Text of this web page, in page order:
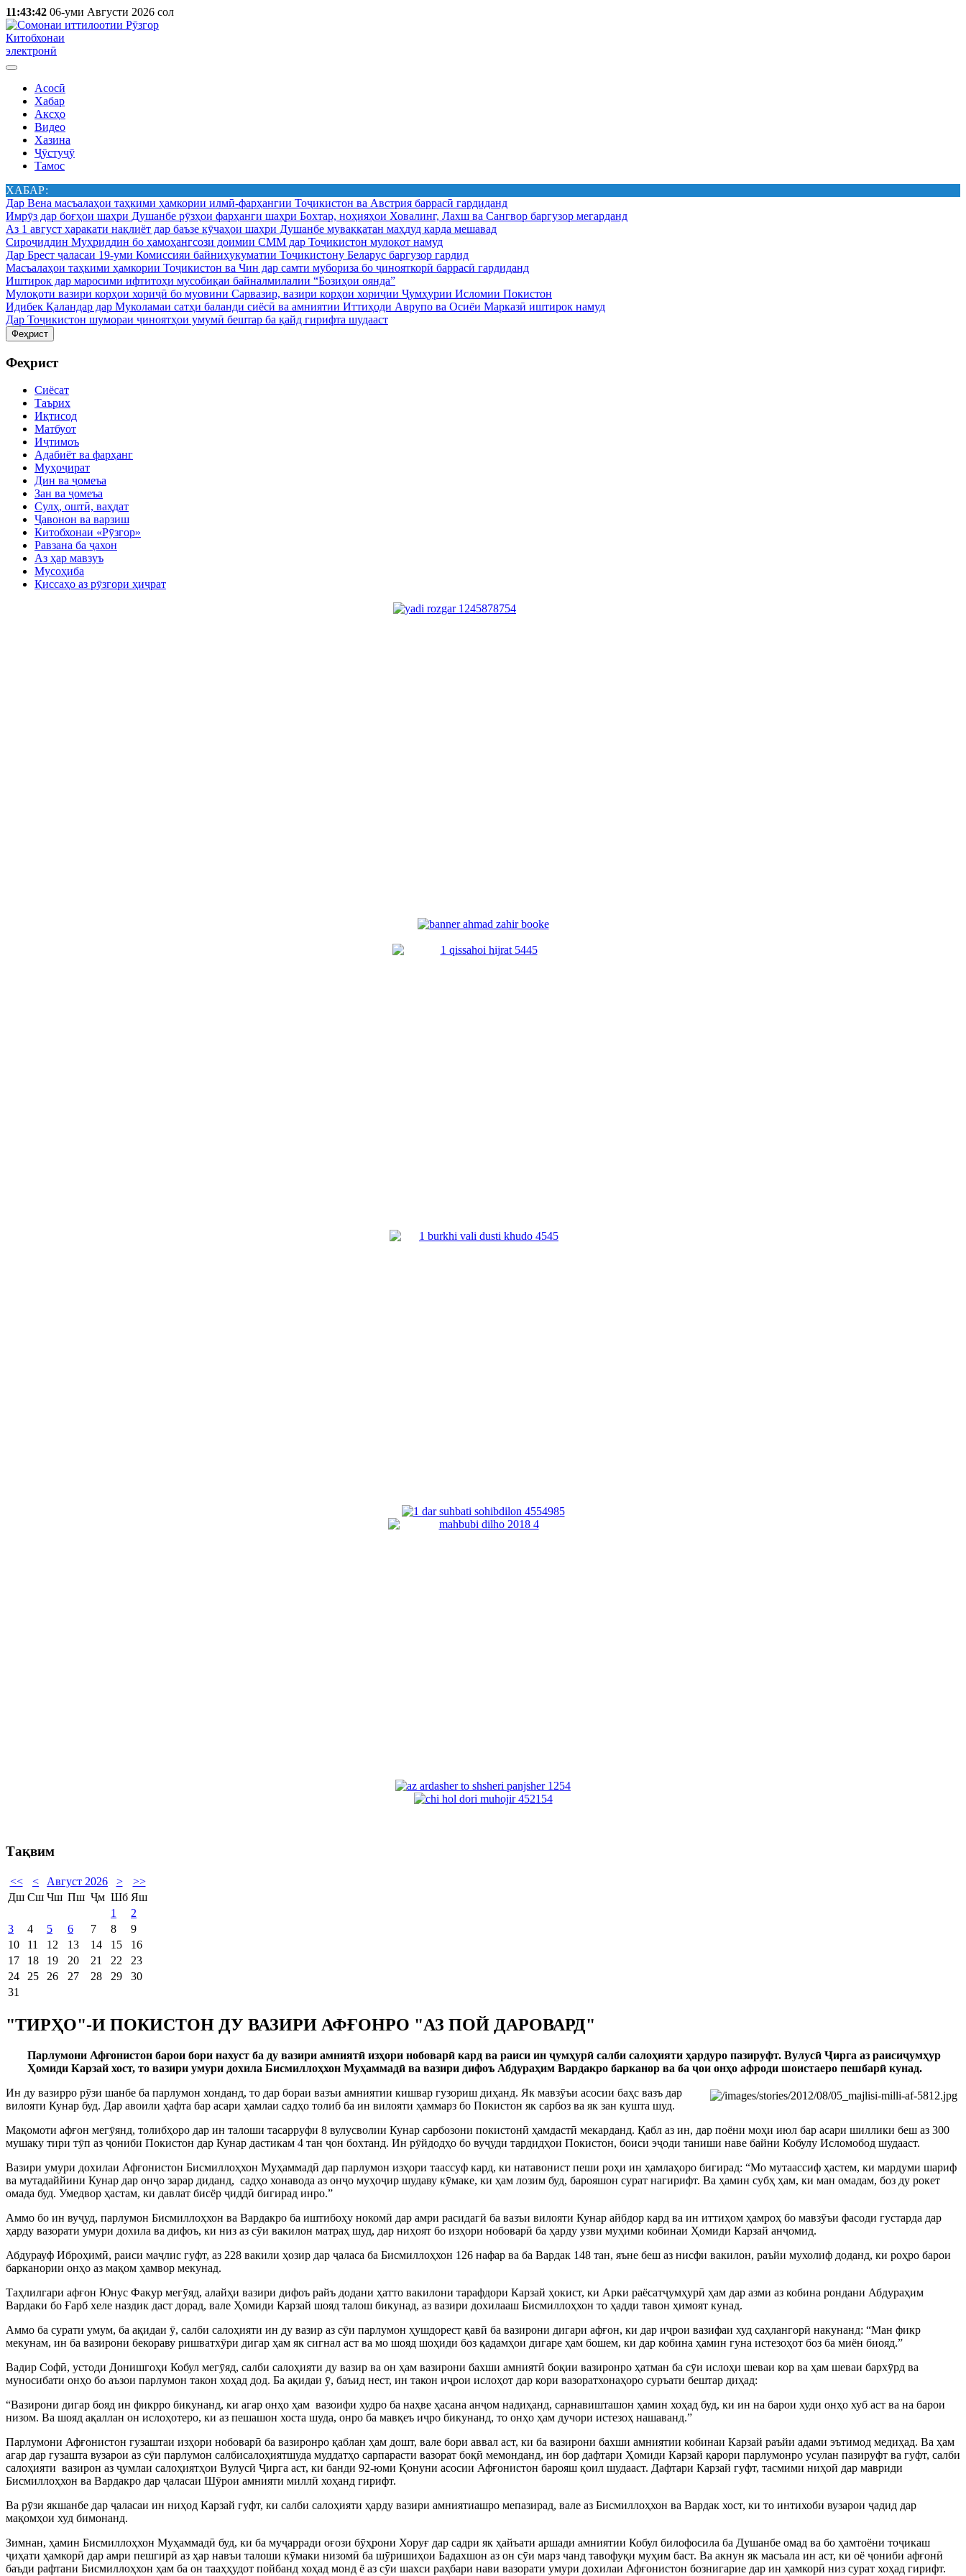
11:43:42 06-уми Августи 2026 сол
Китобхонаи
электронӣ
Асосӣ
Хабар
Аксҳо
Видео
Хазина
Ҷӯстуҷӯ
Тамос
ХАБАР:
Дар Вена масъалаҳои таҳкими ҳамкории илмӣ-фарҳангии Тоҷикистон ва Австрия баррасӣ гардиданд
Имрӯз дар боғҳои шаҳри Душанбе рӯзҳои фарҳанги шаҳри Бохтар, ноҳияҳои Ховалинг, Лахш ва Сангвор баргузор мегарданд
Аз 1 август ҳаракати нақлиёт дар баъзе кӯчаҳои шаҳри Душанбе муваққатан маҳдуд карда мешавад
Сироҷиддин Муҳриддин бо ҳамоҳангсози доимии СММ дар Тоҷикистон мулоқот намуд
Дар Брест ҷаласаи 19-уми Комиссияи байниҳукуматии Тоҷикистону Беларус баргузор гардид
Масъалаҳои таҳкими ҳамкории Тоҷикистон ва Чин дар самти мубориза бо ҷинояткорӣ баррасӣ гардиданд
Иштирок дар маросими ифтитоҳи мусобиқаи байналмилалии “Бозиҳои оянда”
Мулоқоти вазири корҳои хориҷӣ бо муовини Сарвазир, вазири корҳои хориҷии Ҷумҳурии Исломии Покистон
Идибек Қаландар дар Муколамаи сатҳи баланди сиёсӣ ва амниятии Иттиҳоди Аврупо ва Осиёи Марказӣ иштирок намуд
Дар Тоҷикистон шумораи ҷиноятҳои умумӣ бештар ба қайд гирифта шудааст
Феҳрист
Феҳрист
Сиёсат
Таърих
Иқтисод
Матбуот
Иҷтимоъ
Адабиёт ва фарҳанг
Муҳоҷират
Дин ва ҷомеъа
Зан ва ҷомеъа
Сулҳ, оштӣ, ваҳдат
Ҷавонон ва варзиш
Китобхонаи «Рӯзгор»
Равзана ба ҷахон
Аз ҳар мавзуъ
Мусоҳиба
Қиссаҳо аз рӯзгори ҳиҷрат
Тақвим
<< < Август 2026 >
>>
Дш Сш Чш Пш Ҷм Шб Яш
1
2
3
4 5 6 7 8
9
10
11 12 13 14 15
16
17
18 19 20 21 22
23
24
25 26 27 28 29
30
31
"ТИРҲО"-И ПОКИСТОН ДУ ВАЗИРИ АФҒОНРО "АЗ ПОЙ ДАРОВАРД"
Парлумони Афғонистон барои бори нахуст ба ду вазири амниятӣ изҳори нобоварӣ кард ва раиси ин ҷумҳурӣ салби салоҳияти ҳардуро пазируфт. Вулусӣ Ҷирга аз раисиҷумҳур
Ҳомиди Карзай хост, то вазири умури дохила Бисмиллоҳхон Муҳаммадӣ ва вазири дифоъ Абдураҳим Вардакро барканор ва ба ҷои онҳо афроди шоистаеро пешбарӣ кунад.
Ин ду вазирро рӯзи шанбе ба парлумон хонданд, то дар бораи вазъи амниятии кишвар гузориш диҳанд. Як мавзӯъи асосии баҳс вазъ дар
вилояти Кунар буд. Дар авоили ҳафта бар асари ҳамлаи садҳо толиб ба ин вилояти ҳаммарз бо Покистон як сарбоз ва як зан кушта шуд.
Мақомоти афғон мегӯянд, толибҳоро дар ин талоши тасарруфи 8 вулусволии Кунар сарбозони покистонӣ ҳамдастӣ мекарданд. Қабл аз ин, дар поёни моҳи июл бар асари шиллики беш аз 300
мушаку тири тӯп аз ҷониби Покистон дар Кунар дастикам 4 тан ҷон бохтанд. Ин рӯйдодҳо бо вуҷуди тардидҳои Покистон, боиси эҷоди таниши наве байни Кобулу Исломобод шудааст.
Вазири умури дохилаи Афғонистон Бисмиллоҳхон Муҳаммадӣ дар парлумон изҳори таассуф кард, ки натавонист пеши роҳи ин ҳамлаҳоро бигирад: “Мо мутаассиф ҳастем, ки мардуми шариф
ва мутадаййини Кунар дар онҷо зарар диданд, садҳо хонавода аз онҷо муҳоҷир шудаву кӯмаке, ки ҳам лозим буд, барояшон сурат нагирифт. Ва ҳамин субҳ ҳам, ки ман омадам, боз ду рокет
омада буд. Умедвор ҳастам, ки давлат бисёр ҷиддӣ бигирад инро.”
Аммо бо ин вуҷуд, парлумон Бисмиллоҳхон ва Вардакро ба иштибоҳу нокомӣ дар амри расидагӣ ба вазъи вилояти Кунар айбдор кард ва ин иттиҳом ҳамроҳ бо мавзӯъи фасоди густарда дар
ҳарду вазорати умури дохила ва дифоъ, ки низ аз сӯи вакилон матраҳ шуд, дар ниҳоят бо изҳори нобоварӣ ба ҳарду узви муҳими кобинаи Ҳомиди Карзай анҷомид.
Абдурауф Иброҳимӣ, раиси маҷлис гуфт, аз 228 вакили ҳозир дар ҷаласа ба Бисмиллоҳхон 126 нафар ва ба Вардак 148 тан, яъне беш аз нисфи вакилон, раъйи мухолиф доданд, ки роҳро барои
барканории онҳо аз мақом ҳамвор мекунад.
Таҳлилгари афғон Юнус Факур мегӯяд, алайҳи вазири дифоъ райъ додани ҳатто вакилони тарафдори Карзай ҳокист, ки Арки раёсатҷумҳурӣ ҳам дар азми аз кобина рондани Абдураҳим
Вардаки бо Ғарб хеле наздик даст дорад, вале Ҳомиди Карзай шояд талош бикунад, аз вазири дохилааш Бисмиллоҳхон то ҳадди тавон ҳимоят кунад.
Аммо ба сурати умум, ба ақидаи ӯ, салби салоҳияти ин ду вазир аз сӯи парлумон ҳушдорест қавӣ ба вазирони дигари афғон, ки дар иҷрои вазифаи худ саҳлангорӣ накунанд: “Ман фикр
мекунам, ин ба вазирони бекораву ришватхӯри дигар ҳам як сигнал аст ва мо шояд шоҳиди боз қадамҳои дигаре ҳам бошем, ки дар кобина ҳамин гуна истезоҳот боз ба миён биояд.”
Вадир Софӣ, устоди Донишгоҳи Кобул мегӯяд, салби салоҳияти ду вазир ва он ҳам вазирони бахши амниятӣ боқии вазиронро ҳатман ба сӯи ислоҳи шеваи кор ва ҳам шеваи бархӯрд ва
муносибати онҳо бо аъзои парлумон такон хоҳад дод. Ба ақидаи ӯ, баъид нест, ин такон иҷрои ислоҳот дар кори вазоратхонаҳоро суръати бештар диҳад:
“Вазирони дигар бояд ин фикрро бикунанд, ки агар онҳо ҳам вазоифи худро ба наҳве ҳасана анҷом надиҳанд, сарнавишташон ҳамин хоҳад буд, ки ин на барои худи онҳо хуб аст ва на барои
низом. Ва шояд ақаллан он ислоҳотеро, ки аз пешашон хоста шуда, онро ба мавқеъ иҷро бикунанд, то онҳо ҳам дучори истезоҳ нашаванд.”
Парлумони Афғонистон гузаштаи изҳори нобоварӣ ба вазиронро қаблан ҳам дошт, вале бори аввал аст, ки ба вазирони бахши амниятии кобинаи Карзай раъйи адами эътимод медиҳад. Ва ҳам
агар дар гузашта вузарои аз сӯи парлумон ​​салбисалоҳиятшуда муддатҳо сарпарасти вазорат боқӣ мемонданд, ин бор дафтари Ҳомиди Карзай қарори парлумонро усулан пазируфт ва гуфт, салби
салоҳияти вазирон аз ҷумлаи салоҳиятҳои Вулусӣ Ҷирга аст, ки банди 92-юми Қонуни асосии Афғонистон барояш қоил шудааст. Дафтари Карзай гуфт, тасмими ниҳоӣ дар мавриди
Бисмиллоҳхон ва Вардакро дар ҷаласаи Шӯрои амнияти миллӣ хоҳанд гирифт.
Ва рӯзи якшанбе дар ҷаласаи ин ниҳод Карзай гуфт, ки салби салоҳияти ҳарду вазири амниятиашро мепазирад, вале аз Бисмиллоҳхон ва Вардак хост, ки то интихоби вузарои ҷадид дар
мақомҳои худ бимонанд.
Зимнан, ҳамин Бисмиллоҳхон Муҳаммадӣ буд, ки ба муҷарради оғози бӯҳрони Хоруғ дар садри як ҳайъати аршади амниятии Кобул билофосила ба Душанбе омад ва бо ҳамтоёни тоҷикаш
ҷиҳати ҳамкорӣ дар амри пешгирӣ аз ҳар навъи талоши кӯмаки низомӣ ба шӯришиҳои Бадахшон аз он сӯи марз чанд тавофуқи муҳим баст. Ва акнун як масъала ин аст, ки оё ҷониби афғонӣ
баъди рафтани Бисмиллоҳхон ҳам ба он тааҳҳудот пойбанд хоҳад монд ё аз сӯи шахси раҳбари нави вазорати умури дохилаи Афғонистон бознигарие дар ин ҳамкорӣ низ сурат хоҳад гирифт.